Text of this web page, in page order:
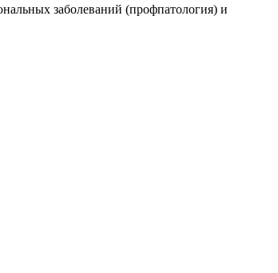
заболеваний (профпатология) и